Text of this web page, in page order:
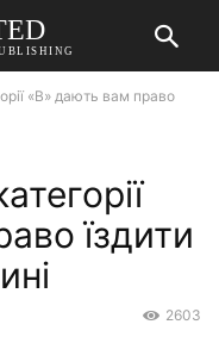
«B» дають вам право
їздити
2603